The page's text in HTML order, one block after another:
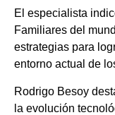
El especialista
Familiares del
estrategias para
entorno actual de
Rodrigo Besoy
la evolución